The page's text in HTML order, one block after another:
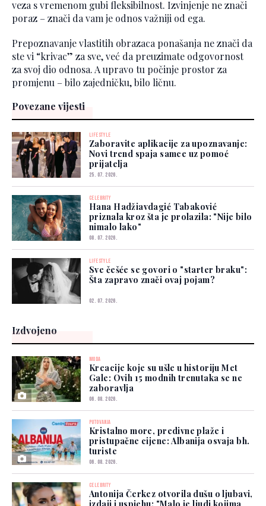
veza s vremenom gubi fleksibilnost. Izvinjenje ne znači
poraz – znači da vam je odnos važniji od ega.
Prepoznavanje vlastitih obrazaca ponašanja ne znači da
ste vi “krivac” za sve, već da preuzimate odgovornost
za svoj dio odnosa. A upravo tu počinje prostor za
promjenu – bilo zajedničku, bilo ličnu.
Povezane vijesti
LIFESTYLE
Zaboravite aplikacije za upoznavanje:
Novi trend spaja samce uz pomoć
prijatelja
25. 07. 2026.
CELEBRITY
Hana Hadžiavdagić Tabaković
priznala kroz šta je prolazila: "Nije bilo
nimalo lako"
08. 07. 2026.
LIFESTYLE
Sve češće se govori o "starter braku":
Šta zapravo znači ovaj pojam?
02. 07. 2026.
Izdvojeno
MODA
Kreacije koje su ušle u historiju Met
Gale: Ovih 15 modnih trenutaka se ne
zaboravlja
06. 08. 2026.
PUTOVANJA
Kristalno more, predivne plaže i
pristupačne cijene: Albanija osvaja bh.
turiste
06. 08. 2026.
CELEBRITY
Antonija Čerkez otvorila dušu o ljubavi,